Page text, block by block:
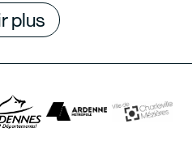
plus